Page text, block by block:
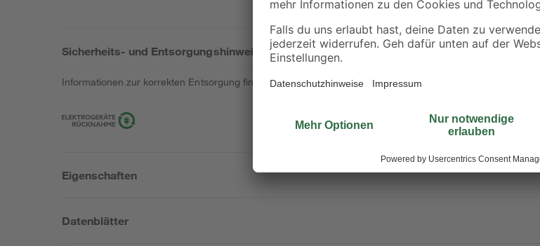
zu Hause bist.
Sicherheits- und Entsorgungshinweise
Informationen zur korrekten Entsorgung findest duhier.
Eigenschaften
Datenblätter